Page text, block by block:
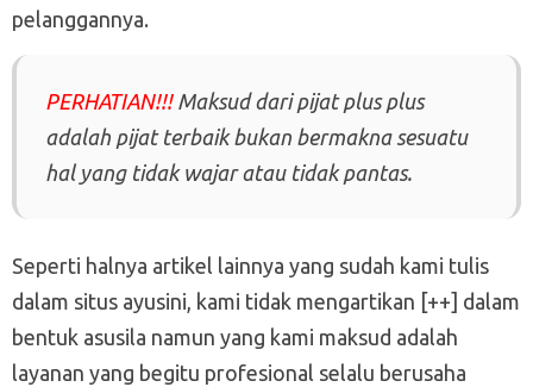
pelanggannya.
PERHATIAN!!!Maksud dari pijat plus plus
adalah pijat terbaik bukan bermakna sesuatu
hal yang tidak wajar atau tidak pantas.
Seperti halnya artikel lainnya yang sudah kami tulis
dalam situs ayusini, kami tidak mengartikan [++] dalam
bentuk asusila namun yang kami maksud adalah
layanan yang begitu profesional selalu berusaha